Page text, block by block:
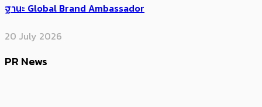
ฐานะ Global Brand Ambassador
20 July 2026
PR News